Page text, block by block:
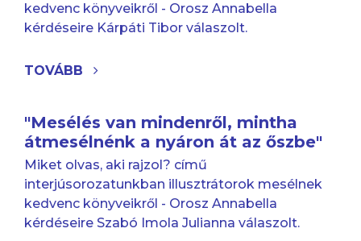
kedvenc könyveikről - Orosz Annabella
kérdéseire Kárpáti Tibor válaszolt.
TOVÁBB
"Mesélés van mindenről, mintha
átmesélnénk a nyáron át az őszbe"
Miket olvas, aki rajzol? című
interjúsorozatunkban illusztrátorok mesélnek
kedvenc könyveikről - Orosz Annabella
kérdéseire Szabó Imola Julianna válaszolt.